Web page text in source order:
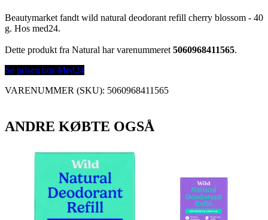
Beautymarket fandt wild natural deodorant refill cherry blossom - 40
g. Hos med24.
Dette produkt fra Natural har varenummeret 5060968411565.
Se prisen hos Med24
VARENUMMER (SKU): 5060968411565
ANDRE KØBTE OGSÅ